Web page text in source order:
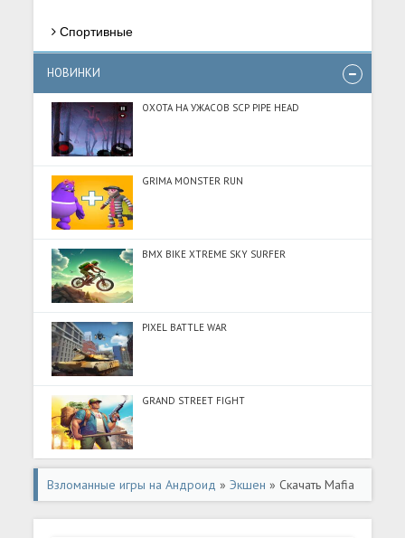
Спортивные
НОВИНКИ
ОХОТА НА УЖАСОВ SCP PIPE HEAD
GRIMA MONSTER RUN
BMX BIKE XTREME SKY SURFER
PIXEL BATTLE WAR
GRAND STREET FIGHT
Взломанные игры на Андроид »Экшен » Скачать Mafia
Sniper: Снайпер-шутер 3D (Разблокировано все) на